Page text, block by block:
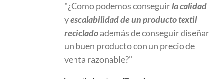
era:
580.00 €.
es:
1.00 €.
"¿Como podemos conseguirla calidad
yescalabilidadde un producto textil
recicladoademás de conseguir diseñar
un buen producto con un precio de
venta razonable?"